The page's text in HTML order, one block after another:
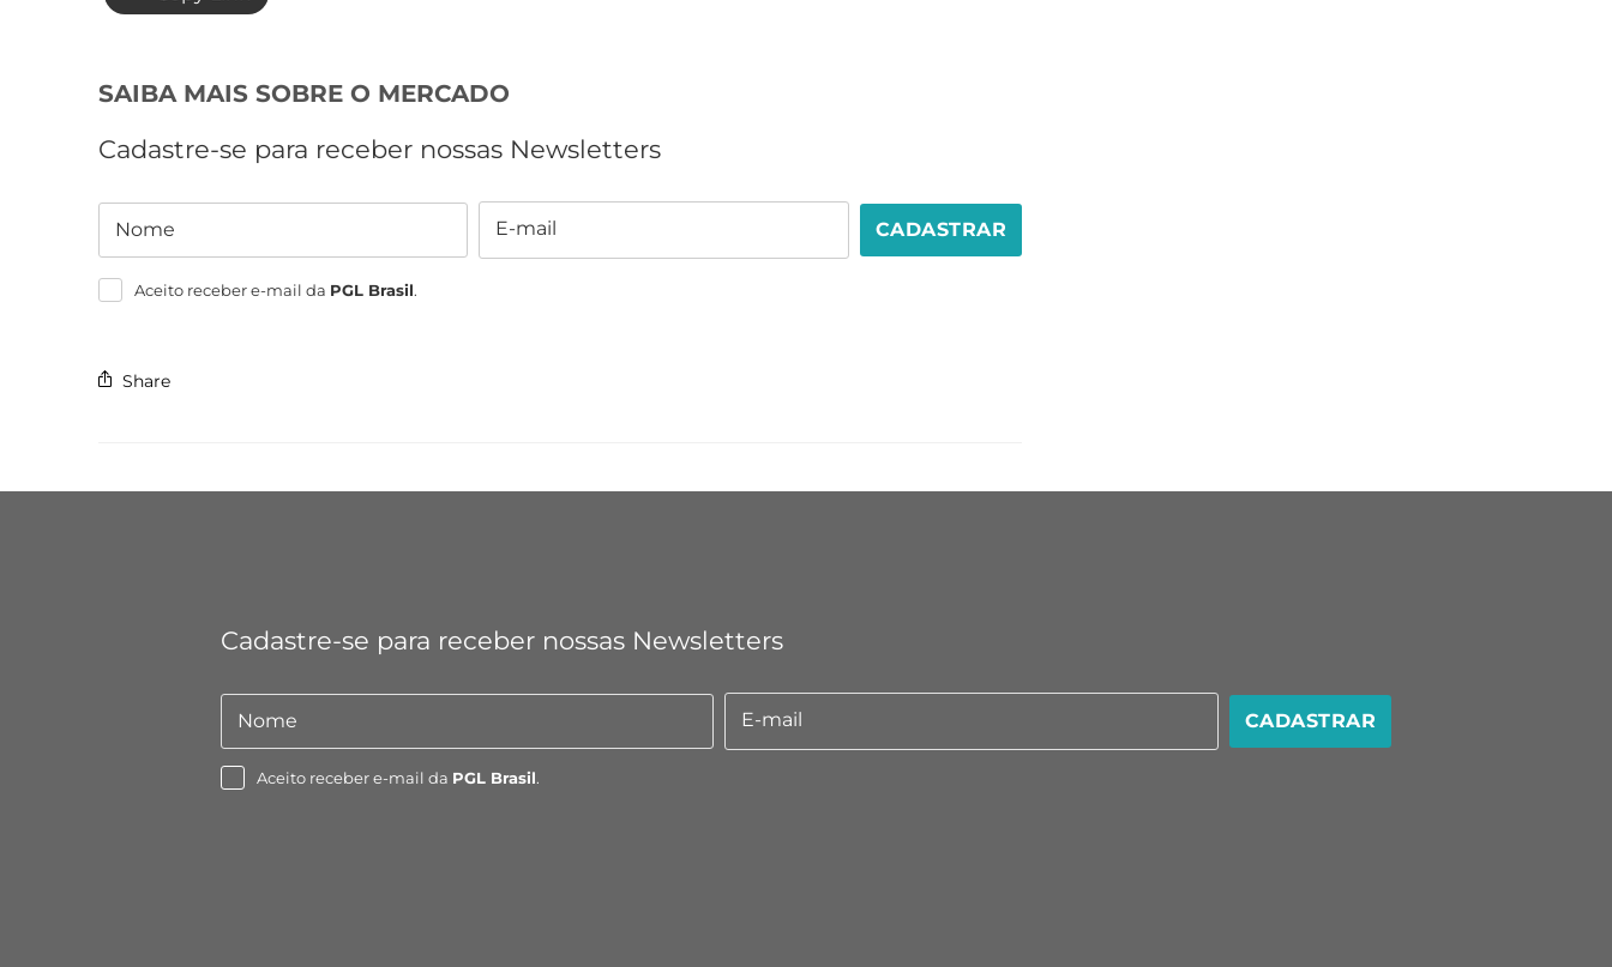
SAIBA MAIS SOBRE O MERCADO
Cadastre-se para receber nossas Newsletters
Nome
Nome E-mail CADASTRAR
Aceito receber e-mail da PGL Brasil.
Share
Cadastre-se para receber nossas Newsletters
Nome
Nome
mail
E-mail CADASTRAR
Aceito receber e-mail da PGL Brasil.